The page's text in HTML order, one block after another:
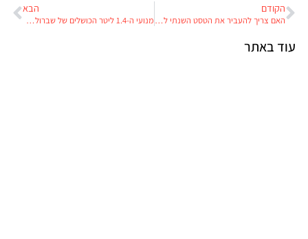
הקודם
האם צריך להעביר את הטסט השנתי לרכב ממכוני הרישוי למוסכים, או אולי לבטל אותו לגמרי?
הבא
מנועי ה-1.4 ליטר הכושלים של שברולט ואופל: היצרניות לקחו אחריות ופיצו לקוחות באמריקה, אבל בישראל הן מסתירות את התופעה וגובות מבעלי הרכב אלפי שקלים
עוד באתר